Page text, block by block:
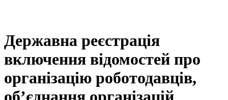
Державна реєстрація
включення відомостей про
організацію роботодавців,
об’єднання організацій